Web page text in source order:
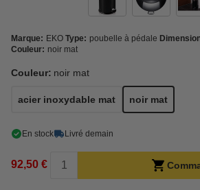
Marque: EKO Type: poubelle à pédale
Couleur: noir mat
Couleur: noir mat
acier inoxydable mat noir mat
En stock Livré demain
92,50 €